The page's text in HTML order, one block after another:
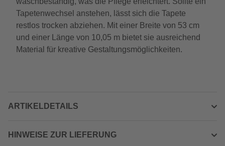
Tapetenwechsel anstehen, lässt sich die Tapete
restlos trocken abziehen. Mit einer Breite von 53 cm
und einer Länge von 10,05 m bietet sie ausreichend
Material für kreative Gestaltungsmöglichkeiten.
ARTIKELDETAILS
HINWEISE ZUR LIEFERUNG